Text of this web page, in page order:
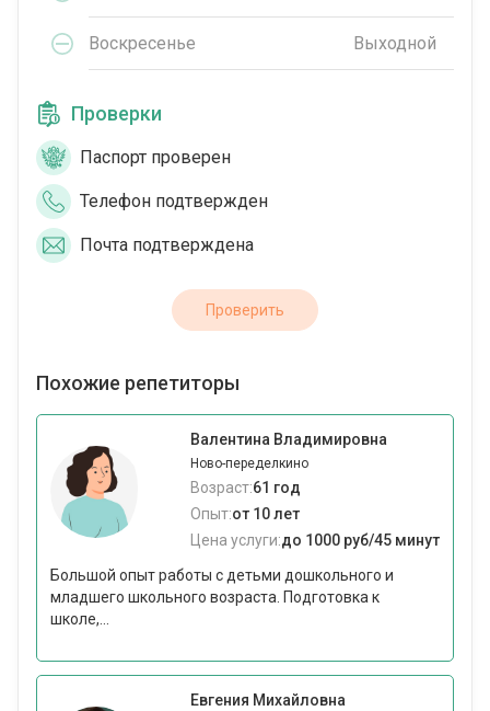
Воскресенье Выходной
Проверки
Паспорт проверен
Телефон подтвержден
Почта подтверждена
Проверить
Похожие репетиторы
Валентина Владимировна
Ново-переделкино
Возраст:61 год
Опыт:от 10 лет
Цена услуги:до 1000 руб/45 минут
Большой опыт работы с детьми дошкольного и
младшего школьного возраста. Подготовка к
школе,...
Евгения Михайловна